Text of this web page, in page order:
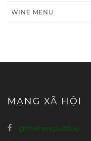
WINE MENU
MẠNG XÃ HỘI
@nhahanglucthuy